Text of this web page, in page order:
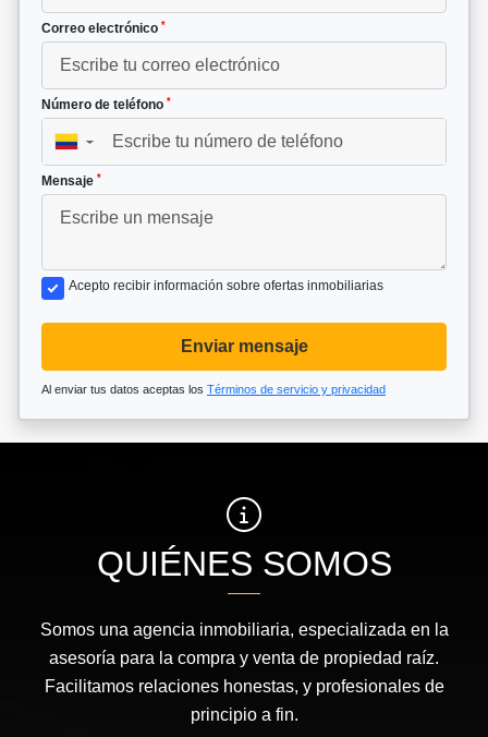
Correo electrónico *
Número de teléfono *
▼
Mensaje *
Acepto recibir información sobre ofertas inmobiliarias
Enviar mensaje
Al enviar tus datos aceptas los Términos de servicio y privacidad
QUIÉNES SOMOS
Somos una agencia inmobiliaria, especializada en la
asesoría para la compra y venta de propiedad raíz.
Facilitamos relaciones honestas, y profesionales de
principio a fin.